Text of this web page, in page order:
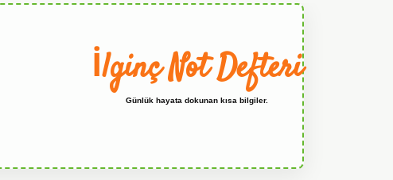
İlginç Not Defteri
Günlük hayata dokunan kısa bilgiler.